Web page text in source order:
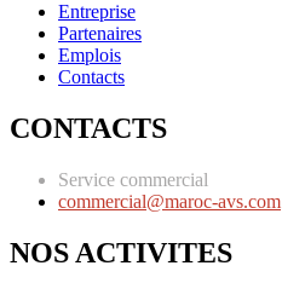
Entreprise
Partenaires
Emplois
Contacts
CONTACTS
Service commercial
commercial@maroc-avs.com
NOS ACTIVITES